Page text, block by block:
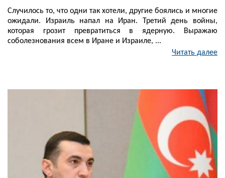
Случилось то, что одни так хотели, другие боялись и многие
ожидали. Израиль напал на Иран. Третий день войны,
которая грозит превратиться в ядерную. Выражаю
соболезнования всем в Иране и Израиле, ...
Читать далее